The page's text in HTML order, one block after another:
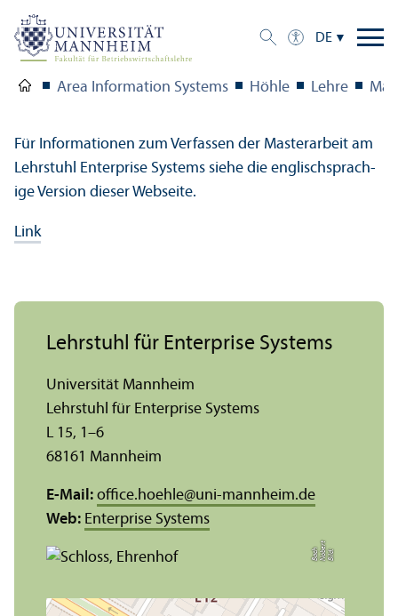
DE
Area Information Systems Höhle Lehre
Für Informationen zum Verfassen der Master­arbeit am
Lehr­stuhl Enterprise Systems siehe die englischsprach­
ige Version dieser Webseite.
Link
Bil
d:
N
o
b
e r
tB
a
c
h
Lehr­stuhl für Enterprise Systems
Universität Mannheim
Lehr­stuhl für Enterprise Systems
L 15, 1–6
68161 Mannheim
E-Mail: office.hoehle@uni-mannheim.de
Web: Enterprise Systems